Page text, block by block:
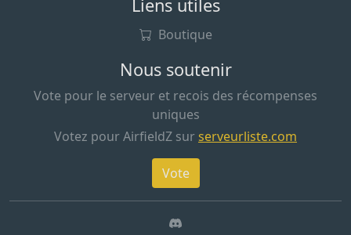
Liens utiles
Boutique
Nous soutenir
Vote pour le serveur et recois des récompenses
uniques
Votez pour AirfieldZ surserveurliste.com
Vote